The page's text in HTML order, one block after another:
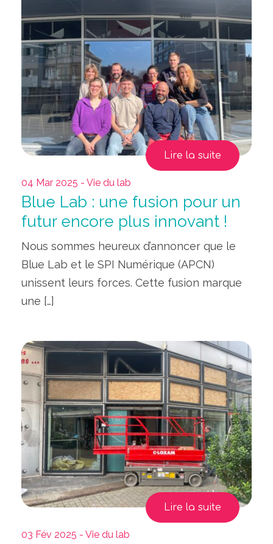
Lire la suite
04 Mar 2025 - Vie du lab
Blue Lab : une fusion pour un
futur encore plus innovant !
Nous sommes heureux d’annoncer que le
Blue Lab et le SPI Numérique (APCN)
unissent leurs forces. Cette fusion marque
une […]
Lire la suite
03 Fév 2025 - Vie du lab